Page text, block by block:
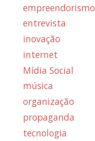
empreendorismo
entrevista
inovação
internet
Mídia Social
música
organização
propaganda
tecnologia